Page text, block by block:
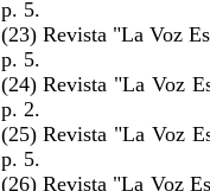
p. 5.
(23) Revista "La Voz
p. 5.
(24) Revista "La Voz
p. 2.
(25) Revista "La Voz
p. 5.
(26) Revista "La Voz